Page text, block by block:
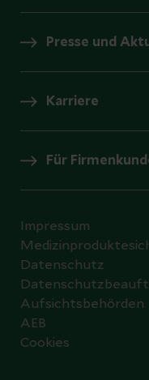
Presse und
Karriere
Für
Impressum
Datenschutz
Aufsichtsbehörden
AEB
Cookies